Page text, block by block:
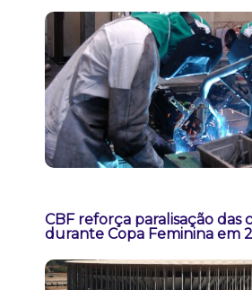
CBF reforça paralisação das
durante Copa Feminina em